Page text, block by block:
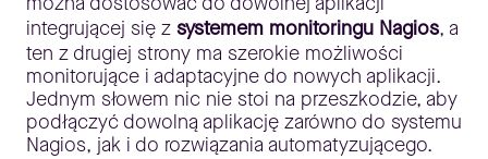
integrującej się z systemem monitoringu Nagios, a
ten z drugiej strony ma szerokie możliwości
monitorujące i adaptacyjne do nowych aplikacji.
Jednym słowem nic nie stoi na przeszkodzie, aby
podłączyć dowolną aplikację zarówno do systemu
Nagios, jak i do rozwiązania automatyzującego.